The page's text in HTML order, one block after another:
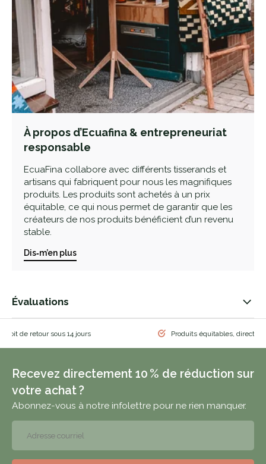
À propos d’Ecuafina & entrepreneuriat
responsable
EcuaFina collabore avec différents tisserands et
artisans qui fabriquent pour nous les magnifiques
produits. Les produits sont achetés à un prix
équitable, ce qui nous permet de garantir que les
créateurs de nos produits bénéficient d’un revenu
stable.
Dis‑m’en plus
Évaluations
de retour sous 14 jours Produits équitables,
Recevez directement 10 % de réduction sur
votre achat ?
Abonnez-vous à notre infolettre pour ne rien manquer.